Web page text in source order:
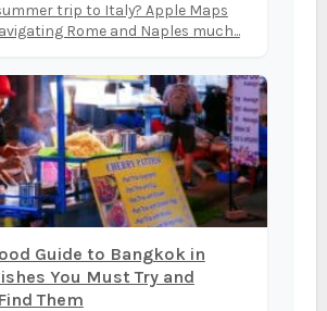
trip to Italy? Apple Maps
Rome and Naples much...
You Must Try and
Them